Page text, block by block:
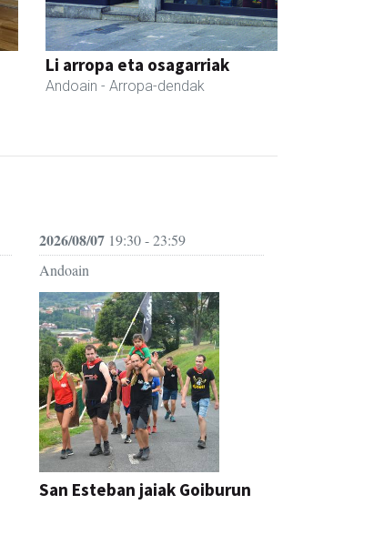
Li arropa eta osagarriak
Andoain - Arropa-dendak
2026/08/0719:30 - 23:59
Andoain
San Esteban jaiak Goiburun